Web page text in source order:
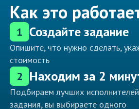
Как это
1 Создайте задание
Опишите, что нужно сделать,
стоимость
2 Находим за 2
Подбираем лучших
задания, вы выбираете одного